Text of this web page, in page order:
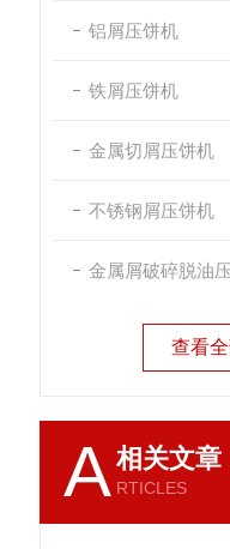
铝屑压饼机
铁屑压饼机
金属切屑压饼机
不锈钢屑压饼机
金属屑破碎脱油
查看
A相关文章
RTICLES